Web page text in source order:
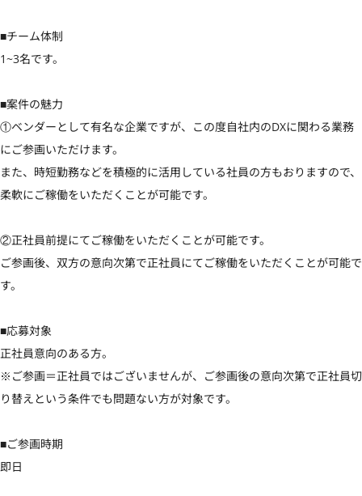
■チーム体制
1~3名です。
■案件の魅力
①ベンダーとして有名な企業ですが、この度自社内のDXに関わる業務
にご参画いただけます。
また、時短勤務などを積極的に活用している社員の方もおりますので、
柔軟にご稼働をいただくことが可能です。
②正社員前提にてご稼働をいただくことが可能です。
ご参画後、双方の意向次第で正社員にてご稼働をいただくことが可能で
す。
■応募対象
正社員意向のある方。
※ご参画＝正社員ではございませんが、ご参画後の意向次第で正社員切
り替えという条件でも問題ない方が対象です。
■ご参画時期
即日